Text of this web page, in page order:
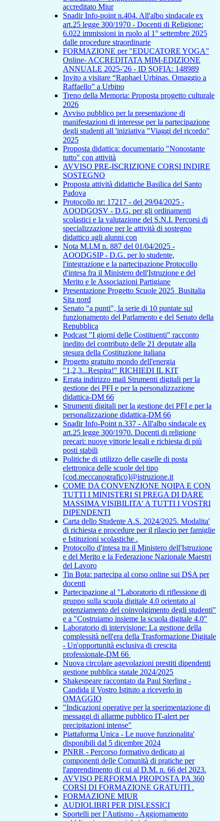
accreditato Miur
Snadir Info-point n.404. All'albo sindacale ex
art.25 legge 300/1970 - Docenti di Religione:
6.022 immissioni in ruolo al 1° settembre 2025
dalle procedure straordinarie
FORMAZIONE per "EDUCATORE YOGA"
Online- ACCREDITATA MIM-EDIZIONE
ANNUALE 2025-'26 - ID SOFIA: 148989
Invito a visitare “Raphael Urbinas. Omaggio a
Raffaello” a Urbino
Treno della Memoria: Proposta progetto culturale
2026
Avviso pubblico per la presentazione di
manifestazioni di interesse per la partecipazione
degli studenti all 'iniziativa "Viaggi del ricordo"
2025
Proposta didattica: documentario "Nonostante
tutto" con attività
AVVISO PRE-ISCRIZIONE CORSI INDIRE
SOSTEGNO
Proposta attività didattiche Basilica del Santo
Padova
Protocollo nr: 17217 - del 29/04/2025 -
AOODGOSV - D.G. per gli ordinamenti
scolastici e la valutazione del S.N.I. Percorsi di
specializzazione per le attività di sostegno
didattico agli alunni con
Nota M.I.M n. 887 del 01/04/2025 -
AOODGSIP - D.G. per lo studente,
l'integrazione e la partecipazione Protocollo
d'intesa fra il Ministero dell'Istruzione e del
Merito e le Associazioni Partigiane
Presentazione Progetto Scuole 2025_Busitalia
Sita nord
Senato "a punti", la serie di 10 puntate sul
funzionamento del Parlamento e del Senato della
Repubblica
Podcast "I giorni delle Costituenti" racconto
inedito del contributo delle 21 deputate alla
stesura della Costituzione italiana
Progetto gratuito mondo dell'energia
"1,2,3...Respira!" RICHIEDI IL KIT
Errata indirizzo mail Strumenti digitali per la
gestione dei PFI e per la personalizzazione
didattica-DM 66
Strumenti digitali per la gestione dei PFI e per la
personalizzazione didattica-DM 66
Snadir Info-Point n.337 - All'albo sindacale ex
art.25 legge 300/1970. Docenti di religione
precari: nuove vittorie legali e richiesta di più
posti stabili
Politiche di utilizzo delle caselle di posta
elettronica delle scuole del tipo
[cod.meccanografico]@istruzione.it
COME DA CONVENZIONE NOIPA E CON
TUTTI I MINISTERI SI PREGA DI DARE
MASSIMA VISIBILITA' A TUTTI I VOSTRI
DIPENDENTI
Carta dello Studente A.S. 2024/2025. Modalita'
di richiesta e procedure per il rilascio per famiglie
e Istituzioni scolastiche .
Protocollo d'intesa tra il Ministero dell'Istruzione
e del Merito e la Federazione Nazionale Maestri
del Lavoro
Tin Bota: partecipa al corso online sui DSA per
docenti
Partecipazione al "Laboratorio di riflessione di
gruppo sulla scuola digitale 4.0 orientato al
potenziamento del coinvolgimento degli studenti"
e a "Costruiamo insieme la scuola digitale 4.0"
Laboratorio di intervisione: La gestione della
complessità nell'era della Trasformazione Digitale
- Un'opportunità esclusiva di crescita
professionale-DM 66
Nuova circolare agevolazioni prestiti dipendenti
gestione pubblica statale 2024/2025
Shakespeare raccontato da Paul Sterling -
Candida il Vostro Istituto a riceverlo in
OMAGGIO
"Indicazioni operative per la sperimentazione di
messaggi di allarme pubblico IT-alert per
precipitazioni intense"
Piattaforma Unica - Le nuove funzionalita'
disponibili dal 5 dicembre 2024
PNRR - Percorso formativo dedicato ai
componenti delle Comunità di pratiche per
l'apprendimento di cui al D.M. n. 66 del 2023.
AVVISO PERFORMA PROPOSTA PA 360
CORSI DI FORMAZIONE GRATUITI .
FORMAZIONE MIUR
AUDIOLIBRI PER DISLESSICI
Sportelli per l’Autismo - Aggiornamento